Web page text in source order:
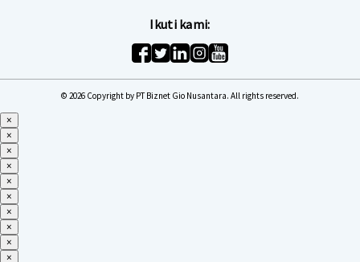
Ikuti kami:
© 2026 Copyright by PT Biznet Gio Nusantara. All rights reserved.
×
×
×
×
×
×
×
×
×
×